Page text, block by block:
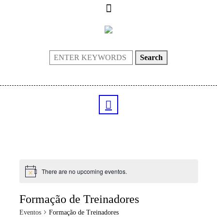
Search
There are no upcoming eventos.
Formação de Treinadores
Eventos Formação de Treinadores